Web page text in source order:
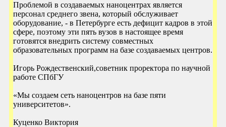
Проблемой в создаваемых наноцентрах является
персонал среднего звена, который обслуживает
оборудование, - в Петербурге есть дефицит кадров в этой
сфере, поэтому эти пять вузов в настоящее время
готовятся внедрить систему совместных
образовательных программ на базе создаваемых центров.
Игорь Рождественский,советник проректора по научной
работе СПбГУ
«Мы создаем сеть наноцентров на базе пяти
университетов».
Куценко Виктория